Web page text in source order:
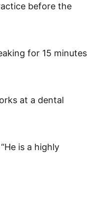
before the
for 15 minutes
at a dental
is a highly